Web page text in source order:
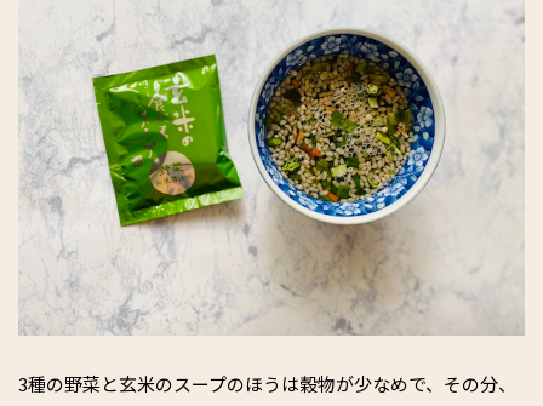
3種の野菜と玄米のスープのほうは穀物が少なめで、その分、